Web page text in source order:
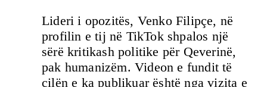
Lideri i opozitës, Venko Filipçe, në
profilin e tij në TikTok shpalos një
sërë kritikash politike për Qeverinë,
pak humanizëm. Videon e fundit të
cilën e ka publikuar është nga vizita e